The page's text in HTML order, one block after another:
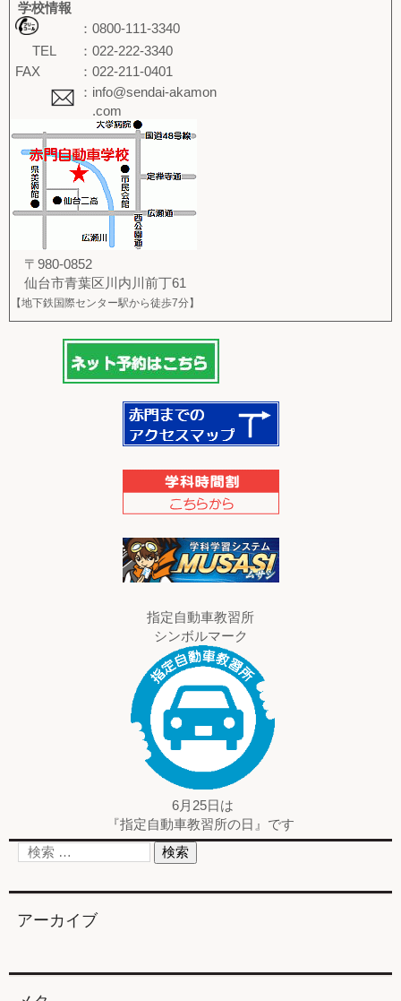
学校情報
：0800-111-3340
TEL
：022-222-3340
FAX
：022-211-0401
：info@sendai-akamon
.com
〒980-0852
仙台市青葉区川内川前丁61
【地下鉄国際センター駅から徒歩7分】
指定自動車教習所
シンボルマーク
6月25日は
『指定自動車教習所の日』です
アーカイブ